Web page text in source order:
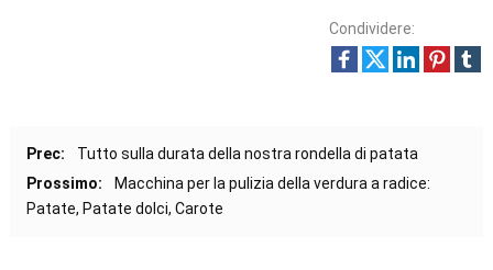
Condividere:
Prec:
Tutto sulla durata della nostra rondella di patata
Prossimo:
Macchina per la pulizia della verdura a radice:
Patate, Patate dolci, Carote